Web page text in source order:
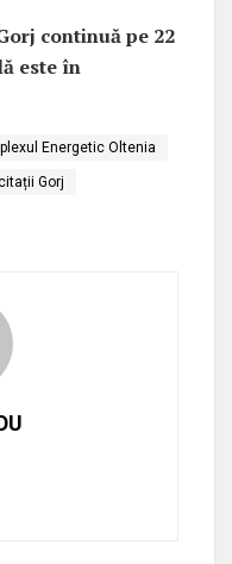
continuă pe 22
este în
Energetic Oltenia
Gorj